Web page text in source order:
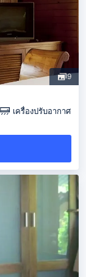
9
เครื่องปรับอากาศ